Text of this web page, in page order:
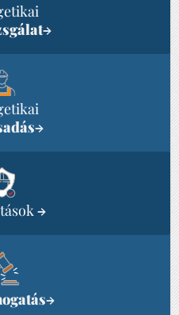
→
→
→
→